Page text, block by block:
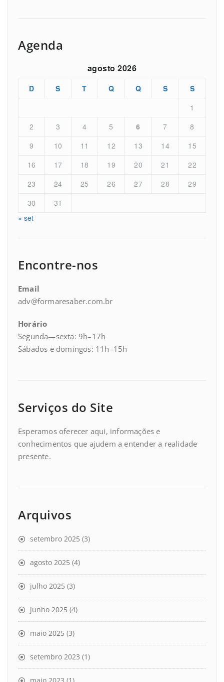
Agenda
agosto 2026
D S T Q Q S
S
1
2
3 4 5 6 7
8
9
10 11 12 13 14
15
16
17 18 19 20 21
22
23
24 25 26 27 28
29
30
31
« set
Encontre-nos
Email
adv@formaresaber.com.br
Horário
Segunda—sexta: 9h–17h
Sábados e domingos: 11h–15h
Serviços do Site
Esperamos oferecer aqui, informações e
conhecimentos que ajudem a entender a realidade
presente.
Arquivos
setembro 2025 (3)
agosto 2025 (4)
julho 2025 (3)
junho 2025 (4)
maio 2025 (3)
setembro 2023 (1)
maio 2023 (1)